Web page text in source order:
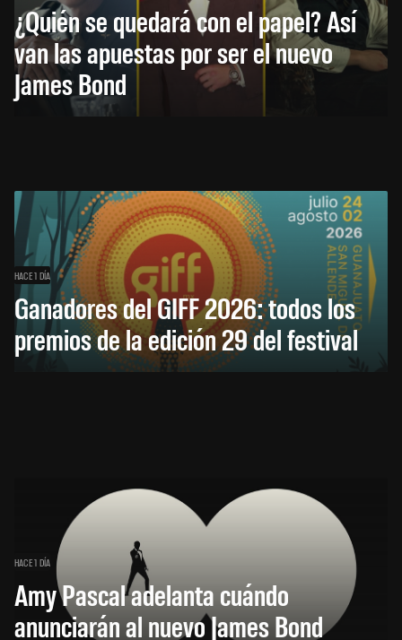
¿Quién se quedará con el papel? Así
van las apuestas por ser el nuevo
James Bond
HACE 1 DÍA
Ganadores del GIFF 2026: todos los
premios de la edición 29 del festival
HACE 1 DÍA
Amy Pascal adelanta cuándo
anunciarán al nuevo James Bond